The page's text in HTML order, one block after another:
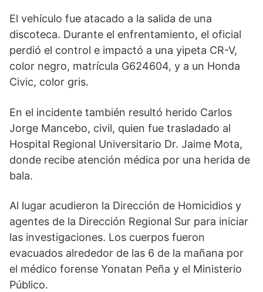
El vehículo fue atacado a la salida de una
discoteca. Durante el enfrentamiento, el oficial
perdió el control e impactó a una yipeta CR-V,
color negro, matrícula G624604, y a un Honda
Civic, color gris.
En el incidente también resultó herido Carlos
Jorge Mancebo, civil, quien fue trasladado al
Hospital Regional Universitario Dr. Jaime Mota,
donde recibe atención médica por una herida de
bala.
Al lugar acudieron la Dirección de Homicidios y
agentes de la Dirección Regional Sur para iniciar
las investigaciones. Los cuerpos fueron
evacuados alrededor de las 6 de la mañana por
el médico forense Yonatan Peña y el Ministerio
Público.